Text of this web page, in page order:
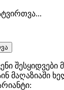
შესყიდვები
მაღაზიაში